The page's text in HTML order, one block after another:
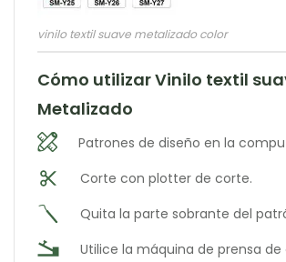
vinilo textil suave metalizado color
Cómo utilizar Vinilo textil
Metalizado
Patrones de diseño en la
Corte con plotter de corte.
Quita la parte sobrante del
Utilice la máquina de prensa de